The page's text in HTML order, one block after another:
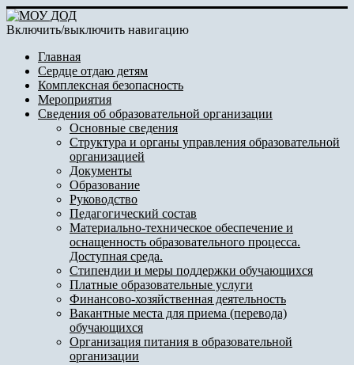
Включить/выключить навигацию
Главная
Сердце отдаю детям
Комплексная безопасность
Мероприятия
Сведения об образовательной организации
Основные сведения
Структура и органы управления образовательной
организацией
Документы
Образование
Руководство
Педагогический состав
Материально-техническое обеспечение и
оснащенность образовательного процесса.
Доступная среда.
Стипендии и меры поддержки обучающихся
Платные образовательные услуги
Финансово-хозяйственная деятельность
Вакантные места для приема (перевода)
обучающихся
Организация питания в образовательной
организации